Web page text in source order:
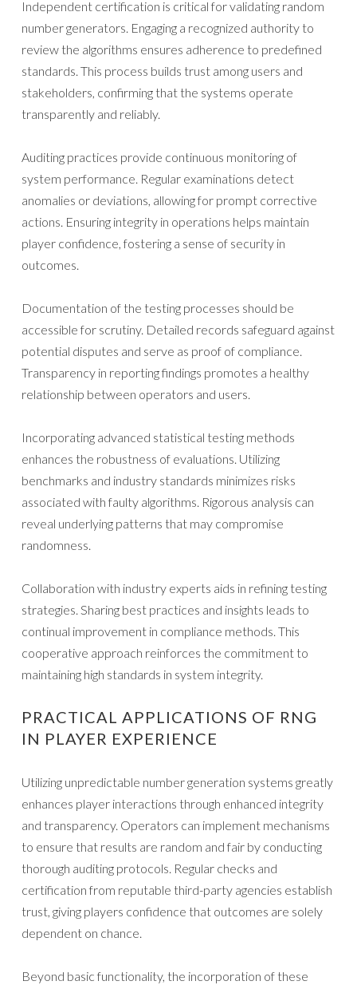
Independent certification is critical for validating random
number generators. Engaging a recognized authority to
review the algorithms ensures adherence to predefined
standards. This process builds trust among users and
stakeholders, confirming that the systems operate
transparently and reliably.
Auditing practices provide continuous monitoring of
system performance. Regular examinations detect
anomalies or deviations, allowing for prompt corrective
actions. Ensuring integrity in operations helps maintain
player confidence, fostering a sense of security in
outcomes.
Documentation of the testing processes should be
accessible for scrutiny. Detailed records safeguard against
potential disputes and serve as proof of compliance.
Transparency in reporting findings promotes a healthy
relationship between operators and users.
Incorporating advanced statistical testing methods
enhances the robustness of evaluations. Utilizing
benchmarks and industry standards minimizes risks
associated with faulty algorithms. Rigorous analysis can
reveal underlying patterns that may compromise
randomness.
Collaboration with industry experts aids in refining testing
strategies. Sharing best practices and insights leads to
continual improvement in compliance methods. This
cooperative approach reinforces the commitment to
maintaining high standards in system integrity.
PRACTICAL APPLICATIONS OF RNG
IN PLAYER EXPERIENCE
Utilizing unpredictable number generation systems greatly
enhances player interactions through enhanced integrity
and transparency. Operators can implement mechanisms
to ensure that results are random and fair by conducting
thorough auditing protocols. Regular checks and
certification from reputable third-party agencies establish
trust, giving players confidence that outcomes are solely
dependent on chance.
Beyond basic functionality, the incorporation of these